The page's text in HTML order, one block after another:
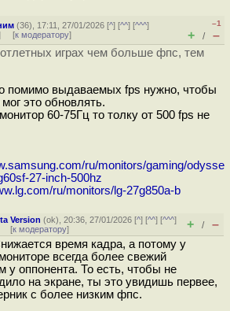
(36), 17:11, 27/01/2026 [^] [^^] [^^^]
[к модератору]
–1
+ / –
играх чем больше фпс, тем
помимо выдаваемых fps нужно, чтобы
это обновлять.
60-75Гц то толку от 500 fps не
ru/monitors/gaming/odysse
27-inch-500hz
ru/monitors/lg-27g850a-b
Version (ok), 20:36, 27/01/2026 [^] [^^] [^^^]
[к модератору] + / –
время кадра, а потому у
всегда более свежий
у оппонента. То есть, чтобы не
на экране, ты это увидишь первее,
с более низким фпс.